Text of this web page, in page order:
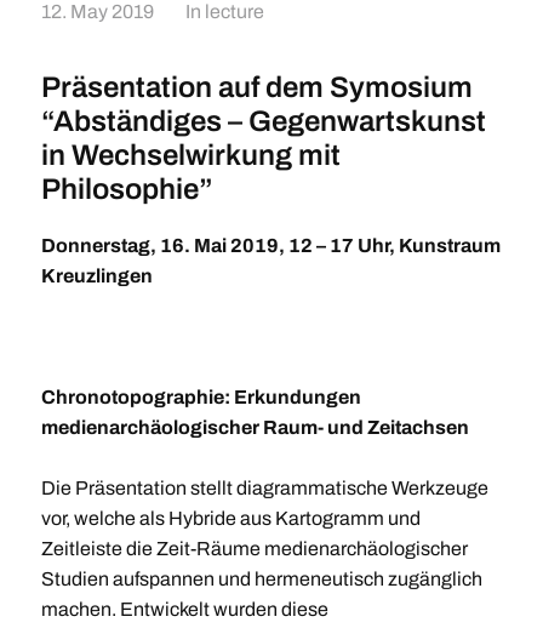
12. May 2019 In lecture
Präsentation auf dem Symosium
“Abständiges – Gegenwartskunst
in Wechselwirkung mit
Philosophie”
Donnerstag, 16. Mai 2019, 12 – 17 Uhr, Kunstraum
Kreuzlingen
Chronotopographie: Erkundungen
medienarchäologischer Raum- und Zeitachsen
Die Präsentation stellt diagrammatische Werkzeuge
vor, welche als Hybride aus Kartogramm und
Zeitleiste die Zeit-Räume medienarchäologischer
Studien aufspannen und hermeneutisch zugänglich
machen. Entwickelt wurden diese